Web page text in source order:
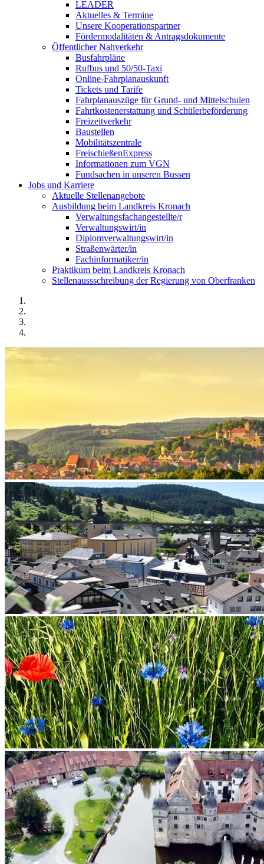
LEADER
Aktuelles & Termine
Unsere Kooperationspartner
Fördermodalitäten & Antragsdokumente
Öffentlicher Nahverkehr
Busfahrpläne
Rufbus und 50/50-Taxi
Online-Fahrplanauskunft
Tickets und Tarife
Fahrplanauszüge für Grund- und Mittelschulen
Fahrtkostenerstattung und Schülerbeförderung
Freizeitverkehr
Baustellen
Mobilitätszentrale
FreischießenExpress
Informationen zum VGN
Fundsachen in unseren Bussen
Jobs und Karriere
Aktuelle Stellenangebote
Ausbildung beim Landkreis Kronach
Verwaltungsfachangestellte/r
Verwaltungswirt/in
Diplomverwaltungswirt/in
Straßenwärter/in
Fachinformatiker/in
Praktikum beim Landkreis Kronach
Stellenaussschreibung der Regierung von Oberfranken